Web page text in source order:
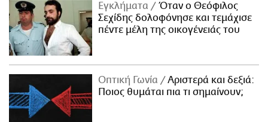
Εγκλήματα
Όταν ο Θεόφιλος
Σεχίδης δολοφόνησε και τεμάχισε
πέντε μέλη της οικογένειάς του
Οπτική Γωνία
Αριστερά και δεξιά:
Ποιος θυμάται πια τι σημαίνουν;